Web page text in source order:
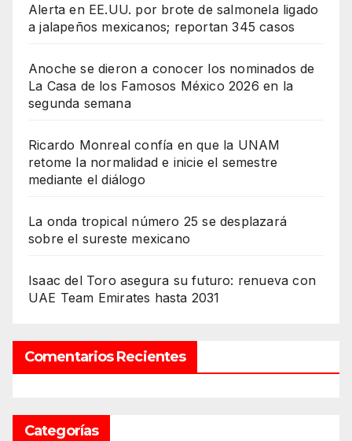
Alerta en EE.UU. por brote de salmonela ligado
a jalapeños mexicanos; reportan 345 casos
Anoche se dieron a conocer los nominados de
La Casa de los Famosos México 2026 en la
segunda semana
Ricardo Monreal confía en que la UNAM
retome la normalidad e inicie el semestre
mediante el diálogo
La onda tropical número 25 se desplazará
sobre el sureste mexicano
Isaac del Toro asegura su futuro: renueva con
UAE Team Emirates hasta 2031
Comentarios Recientes
Categorías